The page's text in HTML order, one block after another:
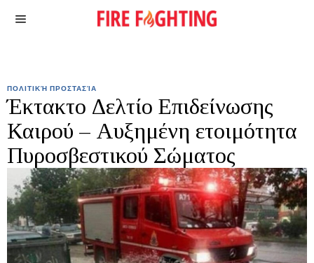
ΠΟΛΙΤΙΚΉ ΠΡΟΣΤΑΣΊΑ
Έκτακτο Δελτίο Επιδείνωσης
Καιρού – Αυξημένη ετοιμότητα
Πυροσβεστικού Σώματος